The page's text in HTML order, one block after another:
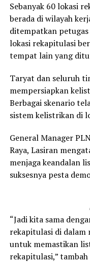
Sebanyak 60 lokasi
berada di wilayah
ditempatkan petugas
lokasi rekapitulasi
tempat lain yang
Taryat dan seluruh
mempersiapkan
Berbagai skenario
sistem kelistrikan di
General Manager
Raya, Lasiran
menjaga keandalan
suksesnya pesta
“Jadi kita sama
rekapitulasi di dalam
untuk memastikan
rekapitulasi,” tambah